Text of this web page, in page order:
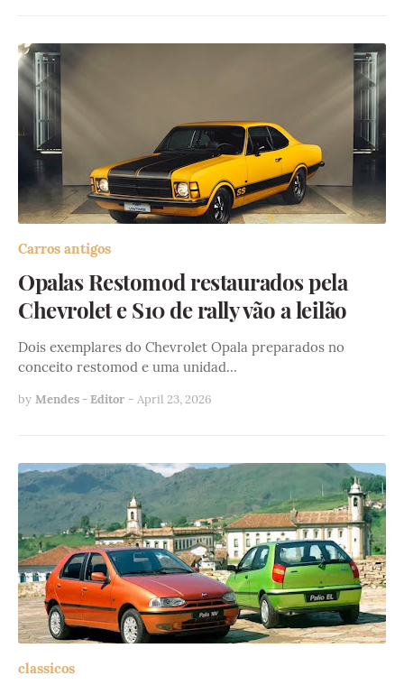
Carros antigos
Opalas Restomod restaurados pela
Chevrolet e S10 de rally vão a leilão
Dois exemplares do Chevrolet Opala preparados no
conceito restomod e uma unidad…
by Mendes - Editor - April 23, 2026
classicos